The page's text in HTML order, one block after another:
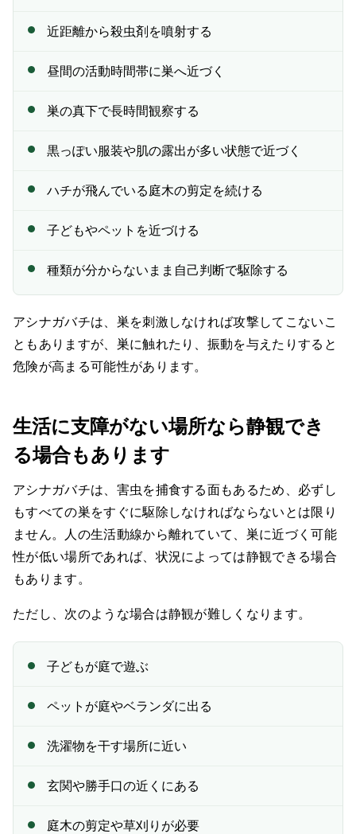
近距離から殺虫剤を噴射する
昼間の活動時間帯に巣へ近づく
巣の真下で長時間観察する
黒っぽい服装や肌の露出が多い状態で近づく
ハチが飛んでいる庭木の剪定を続ける
子どもやペットを近づける
種類が分からないまま自己判断で駆除する
アシナガバチは、巣を刺激しなければ攻撃してこないこ
ともありますが、巣に触れたり、振動を与えたりすると
危険が高まる可能性があります。
生活に支障がない場所なら静観でき
る場合もあります
アシナガバチは、害虫を捕食する面もあるため、必ずし
もすべての巣をすぐに駆除しなければならないとは限り
ません。人の生活動線から離れていて、巣に近づく可能
性が低い場所であれば、状況によっては静観できる場合
もあります。
ただし、次のような場合は静観が難しくなります。
子どもが庭で遊ぶ
ペットが庭やベランダに出る
洗濯物を干す場所に近い
玄関や勝手口の近くにある
庭木の剪定や草刈りが必要